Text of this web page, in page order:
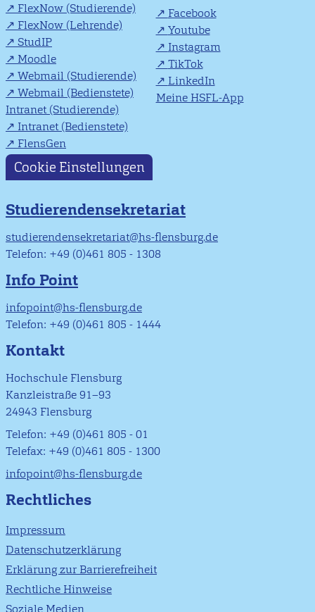
FlexNow (Studierende)
FlexNow (Lehrende)
StudIP
Moodle
Webmail (Studierende)
Webmail (Bedienstete)
Intranet (Studierende)
Intranet (Bedienstete)
FlensGen
Facebook
Youtube
Instagram
TikTok
LinkedIn
Meine HSFL-App
Cookie Einstellungen
Studierendensekretariat
studierendensekretariat@hs-flensburg.de
Telefon: +49 (0)461 805 - 1308
Info Point
infopoint@hs-flensburg.de
Telefon: +49 (0)461 805 - 1444
Kontakt
Hochschule Flensburg
Kanzleistraße 91–93
24943 Flensburg
Telefon: +49 (0)461 805 - 01
Telefax: +49 (0)461 805 - 1300
infopoint@hs-flensburg.de
Rechtliches
Impressum
Datenschutzerklärung
Erklärung zur Barrierefreiheit
Rechtliche Hinweise
Soziale Medien